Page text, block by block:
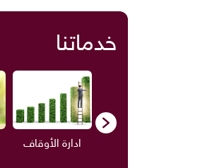
خدماتنا
ادارة الأوقاف